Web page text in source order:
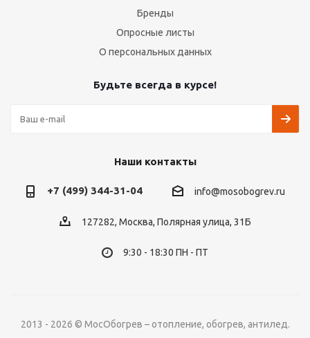
Бренды
Опросные листы
О персональных данных
Будьте всегда в курсе!
Наши контакты
+7 (499) 344-31-04 info@mosobogrev.ru
127282, Москва, Полярная улица, 31Б
9:30 - 18:30 ПН - ПТ
2013 - 2026 © МосОбогрев – отопление, обогрев, антилед.